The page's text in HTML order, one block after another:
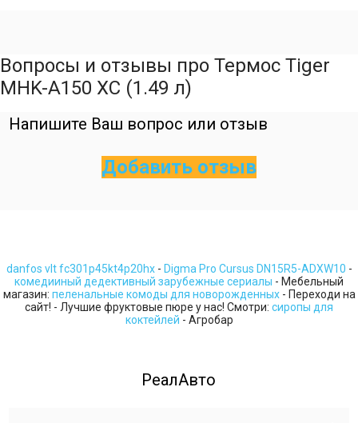
Вопросы и отзывы про Термос Tiger
MHK-A150 XC (1.49 л)
Напишите Ваш вопрос или отзыв
Добавить отзыв
danfos vlt fc301p45kt4p20hx- Digma Pro Cursus DN15R5-ADXW10 -
комедииный дедективный зарубежные сериалы - Мебельный
магазин: пеленальные комоды для новорожденных- Переходи на
сайт! - Лучшие фруктовые пюре у нас! Смотри: сиропы для
коктейлей - Агробар
РеалАвто